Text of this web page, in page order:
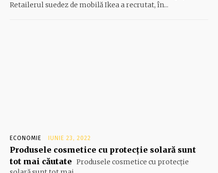
Retailerul suedez de mobilă Ikea a recrutat, în...
ECONOMIE IUNIE 23, 2022
Produsele cosmetice cu protecție solară sunt
tot mai căutate Produsele cosmetice cu protecție